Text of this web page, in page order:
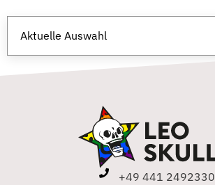
Aktuelle Auswahl
+49 441 2492330